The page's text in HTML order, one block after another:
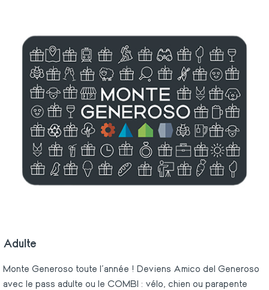
Adulte
Monte Generoso toute l'année ! Deviens Amico del Generoso
avec le pass adulte ou le COMBI : vélo, chien ou parapente